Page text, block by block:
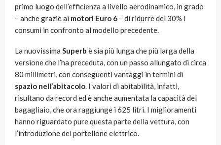
primo luogo dell’efficienza a livello aerodinamico, in grado
– anche grazie ai motori Euro 6 – di ridurre del 30% i
consumi in confronto al modello precedente.
La nuovissima Superb è sia più lunga che più larga della
versione che l’ha preceduta, con un passo allungato di circa
80 millimetri, con conseguenti vantaggi in termini di
spazio nell’abitacolo. I valori di abitabilità, infatti,
risultano da record ed è anche aumentata la capacità del
bagagliaio, che ora raggiunge i 625 litri. I miglioramenti
hanno riguardato pure questa parte della vettura, con
l’introduzione del portellone elettrico.